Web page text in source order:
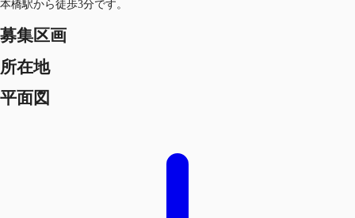
本橋駅から徒歩3分です。
募集区画
所在地
平面図